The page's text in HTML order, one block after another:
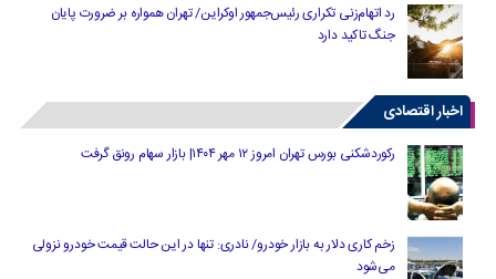
رد اتهام‌زنی تکراری رئیس‌جمهور اوکراین/ تهران همواره بر ضرورت پایان
جنگ تاکید دارد
اخبار اقتصادی
رکوردشکنی بورس تهران امروز ۱۲ مهر ۱۴۰۴| بازار سهام رونق گرفت
زخم کاری دلار به بازار خودرو/ نادری: تنها در این حالت قیمت خودرو نزولی
می‌شود